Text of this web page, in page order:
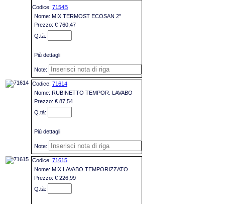
7154B
MIX TERMOST ECOSAN 2"
€ 760,47
Più dettagli
71614
RUBINETTO TEMPOR. LAVABO
€ 87,54
Più dettagli
71615
MIX LAVABO TEMPORIZZATO
€ 226,99